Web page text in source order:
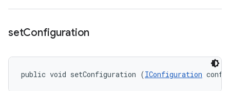
setConfiguration
public void setConfiguration (IConfiguration